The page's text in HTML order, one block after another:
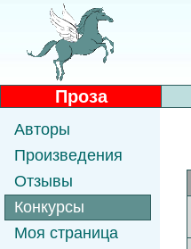
Проза
Авторы
Произведения
Отзывы
Конкурсы
Моя страница